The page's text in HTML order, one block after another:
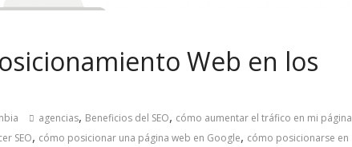
Web en los
agencias, Beneficios del SEO, cómo aumentar el tráfico en mi página
SEO, cómo posicionar una página web en Google, cómo posicionarse en